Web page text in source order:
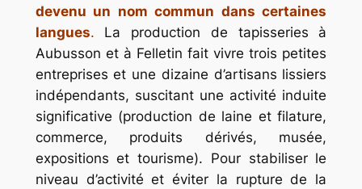
devenu un nom commun dans certaines
langues. La production de tapisseries à
Aubusson et à Felletin fait vivre trois petites
entreprises et une dizaine d’artisans lissiers
indépendants, suscitant une activité induite
significative (production de laine et filature,
commerce, produits dérivés, musée,
expositions et tourisme). Pour stabiliser le
niveau d’activité et éviter la rupture de la